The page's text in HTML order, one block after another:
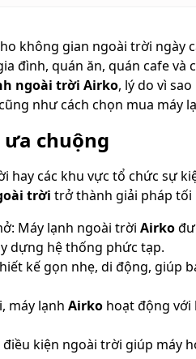
không gian ngoài trời ngày
đình, quán ăn, quán cafe và
ngoài trời Airko, lý do vì
như cách chọn mua máy
chuộng
hay các khu vực tổ chức sự
trời trở thành giải pháp tối
Máy lạnh ngoài trời Airko
dựng hệ thống phức tạp.
kế gọn nhẹ, di động, giúp
máy lạnh Airko hoạt động với
kiện ngoài trời giúp máy